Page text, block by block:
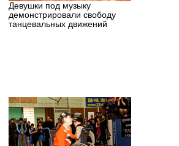
Девушки под музыку
демонстрировали свободу
танцевальных движений